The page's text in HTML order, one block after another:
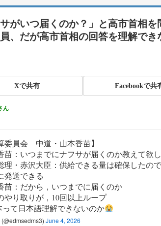
サがいつ届くのか？」と高市首相
、だが高市首相の回答を理解でき
Xで共有 Facebookで共
ん
委員会 中道・山本香苗】
苗：いつまでにナフサが届くのか教えて欲
理・赤沢大臣：供給できる量は確保したの
発送できる
苗：だから，いつまでに届くのか
やり取りが，10回以上ループ
って日本語理解できないのか
June 4, 2026